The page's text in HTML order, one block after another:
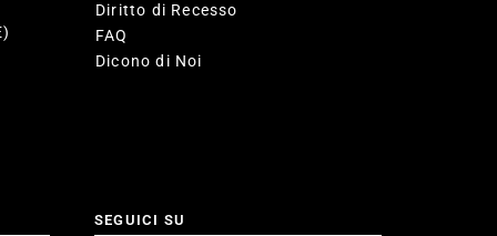
Diritto di Recesso
FAQ
Dicono di Noi
SEGUICI SU